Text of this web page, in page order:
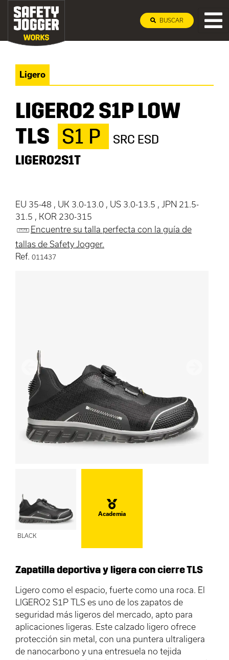
BUSCAR
Ligero
LIGERO2 S1P LOW
TLS S1 P
SRC ESD
LIGERO2S1T
EU 35-48 , UK 3.0-13.0 , US 3.0-13.5 , JPN 21.5-
31.5 , KOR 230-315
Encuentre su talla perfecta con la guía de
tallas de Safety Jogger.
Ref. 011437
Anterior
BLACK
Academia
Zapatilla deportiva y ligera con cierre TLS
Ligero como el espacio, fuerte como una roca. El
LIGERO2 S1P TLS es uno de los zapatos de
seguridad más ligeros del mercado, apto para
aplicaciones ligeras. Este calzado ligero ofrece
protección sin metal, con una puntera ultraligera
de nanocarbono y una entresuela no tejida